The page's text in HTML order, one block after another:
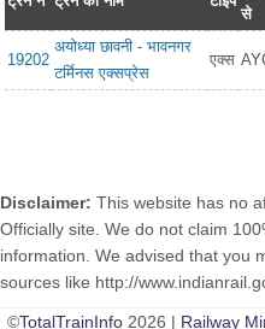
से
19202
अयोध्या छावनी - भावनगर
टर्मिनस एक्सप्रेस
एक्स
Disclaimer: This website has no
Officially site. We do not claim
information. We advised that you
sources like http://
©TotalTrainInfo 2026 | Railway